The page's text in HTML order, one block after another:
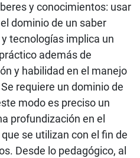
y conocimientos: usar
dominio de un saber
tecnologías implica un
además de
y habilidad en el manejo
requiere un dominio de
modo es preciso un
profundización en el
se utilizan con el fin de
Desde lo pedagógico, al